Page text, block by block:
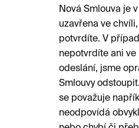
Nová Smlouva je
uzavřena ve
potvrdíte. V
nepotvrdíte ani ve
odeslání, jsme
Smlouvy
se považuje
neodpovídá